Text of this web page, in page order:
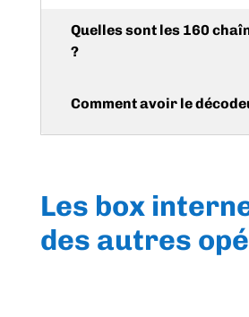
Quelles sont les 160
?
Comment avoir le
Les box
des autres